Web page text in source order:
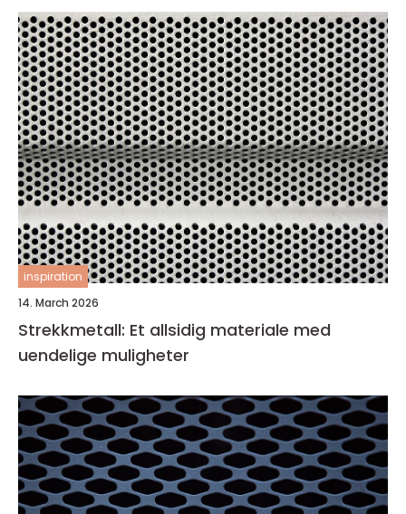
inspiration
14. March 2026
Strekkmetall: Et allsidig materiale med
uendelige muligheter